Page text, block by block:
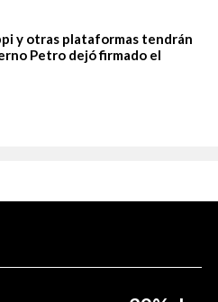
y otras plataformas tendrán
Petro dejó firmado el